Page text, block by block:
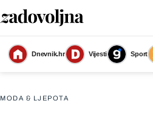
Dnevnik.hr Vijesti Sport
MODA & LJEPOTA